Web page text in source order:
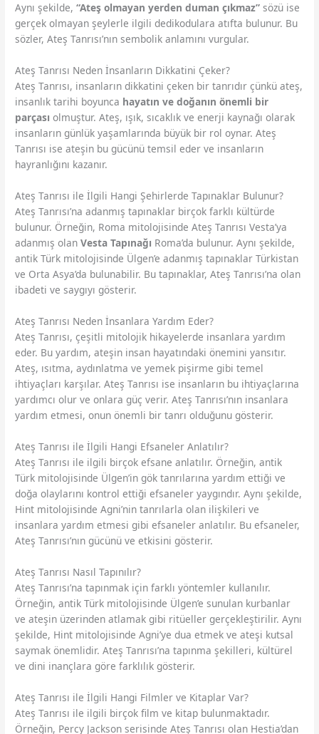
Aynı şekilde,“Ateş olmayan yerden duman çıkmaz” sözü ise
gerçek olmayan şeylerle ilgili dedikodulara atıfta bulunur. Bu
sözler, Ateş Tanrısı’nın sembolik anlamını vurgular.
Ateş Tanrısı Neden İnsanların Dikkatini Çeker?
Ateş Tanrısı, insanların dikkatini çeken bir tanrıdır çünkü ateş,
insanlık tarihi boyunca hayatın ve doğanın önemli bir
parçası olmuştur. Ateş, ışık, sıcaklık ve enerji kaynağı olarak
insanların günlük yaşamlarında büyük bir rol oynar. Ateş
Tanrısı ise ateşin bu gücünü temsil eder ve insanların
hayranlığını kazanır.
Ateş Tanrısı ile İlgili Hangi Şehirlerde Tapınaklar Bulunur?
Ateş Tanrısı’na adanmış tapınaklar birçok farklı kültürde
bulunur. Örneğin, Roma mitolojisinde Ateş Tanrısı Vesta’ya
adanmış olanVesta Tapınağı Roma’da bulunur. Aynı şekilde,
antik Türk mitolojisinde Ülgen’e adanmış tapınaklar Türkistan
ve Orta Asya’da bulunabilir. Bu tapınaklar, Ateş Tanrısı’na olan
ibadeti ve saygıyı gösterir.
Ateş Tanrısı Neden İnsanlara Yardım Eder?
Ateş Tanrısı, çeşitli mitolojik hikayelerde insanlara yardım
eder. Bu yardım, ateşin insan hayatındaki önemini yansıtır.
Ateş, ısıtma, aydınlatma ve yemek pişirme gibi temel
ihtiyaçları karşılar. Ateş Tanrısı ise insanların bu ihtiyaçlarına
yardımcı olur ve onlara güç verir. Ateş Tanrısı’nın insanlara
yardım etmesi, onun önemli bir tanrı olduğunu gösterir.
Ateş Tanrısı ile İlgili Hangi Efsaneler Anlatılır?
Ateş Tanrısı ile ilgili birçok efsane anlatılır. Örneğin, antik
Türk mitolojisinde Ülgen’in gök tanrılarına yardım ettiği ve
doğa olaylarını kontrol ettiği efsaneler yaygındır. Aynı şekilde,
Hint mitolojisinde Agni’nin tanrılarla olan ilişkileri ve
insanlara yardım etmesi gibi efsaneler anlatılır. Bu efsaneler,
Ateş Tanrısı’nın gücünü ve etkisini gösterir.
Ateş Tanrısı Nasıl Tapınılır?
Ateş Tanrısı’na tapınmak için farklı yöntemler kullanılır.
Örneğin, antik Türk mitolojisinde Ülgen’e sunulan kurbanlar
ve ateşin üzerinden atlamak gibi ritüeller gerçekleştirilir. Aynı
şekilde, Hint mitolojisinde Agni’ye dua etmek ve ateşi kutsal
saymak önemlidir. Ateş Tanrısı’na tapınma şekilleri, kültürel
ve dini inançlara göre farklılık gösterir.
Ateş Tanrısı ile İlgili Hangi Filmler ve Kitaplar Var?
Ateş Tanrısı ile ilgili birçok film ve kitap bulunmaktadır.
Örneğin, Percy Jackson serisinde Ateş Tanrısı olan Hestia’dan